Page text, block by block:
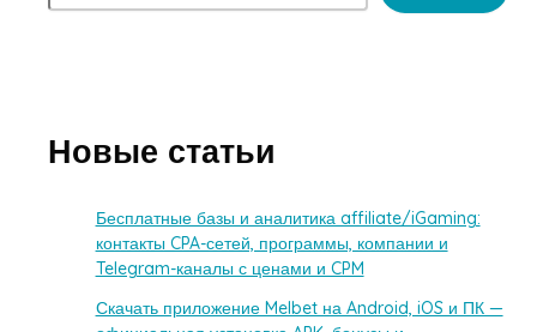
Новые статьи
Бесплатные базы и аналитика affiliate/iGaming:
контакты CPA-сетей, программы, компании и
Telegram-каналы с ценами и CPM
Скачать приложение Melbet на Android, iOS и ПК —